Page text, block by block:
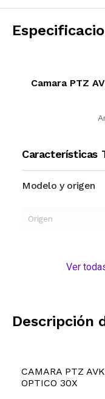
Camara PTZ
Características
Modelo y origen
Origen
Ver
Descripción
CAMARA PTZ
OPTICO 30X